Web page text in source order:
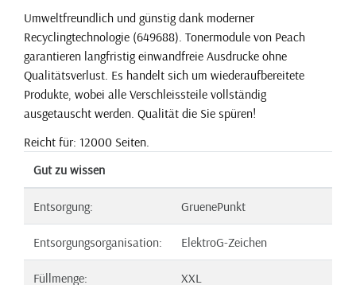
Umweltfreundlich und günstig dank moderner
Recyclingtechnologie (649688). Tonermodule von Peach
garantieren langfristig einwandfreie Ausdrucke ohne
Qualitätsverlust. Es handelt sich um wiederaufbereitete
Produkte, wobei alle Verschleissteile vollständig
ausgetauscht werden. Qualität die Sie spüren!
Reicht für: 12000 Seiten.
Gut zu wissen
Entsorgung: GruenePunkt
Entsorgungsorganisation: ElektroG-Zeichen
Füllmenge: XXL